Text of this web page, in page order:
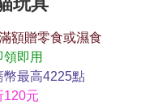
額贈零食或濕食
領即用
幣最高4225點
120元